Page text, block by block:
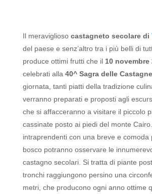
Il meraviglioso castagneto secolare di
del paese e senz’altro tra i più belli di
produce ottimi frutti che il 10 novembre
celebrati alla 40^ Sagra delle Castagne
giornata, tanti piatti della tradizione
verranno preparati e proposti agli
che si affacceranno a visitare il piccolo
cassinate posto ai piedi del monte Cairo.
intraprendenti con una breve e comoda
bosco potranno osservare le
castagno secolari. Si tratta di piante
tronchi raggiungono persino una
metri, che producono ogni anno ottime